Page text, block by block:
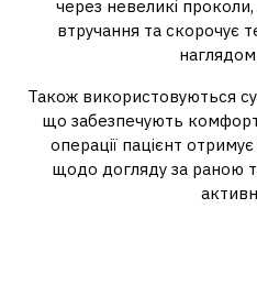
через невеликі
втручання та скорочує
наглядом
Також використовуються
що забезпечують
операції пацієнт
щодо догляду за раною